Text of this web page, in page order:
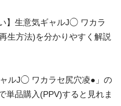
】生意気ギャルJ◯ ワカラ
生方法)を分かりやすく解説
ャルJ◯ ワカラセ尻穴凌●」の
単品購入(PPV)すると見れま